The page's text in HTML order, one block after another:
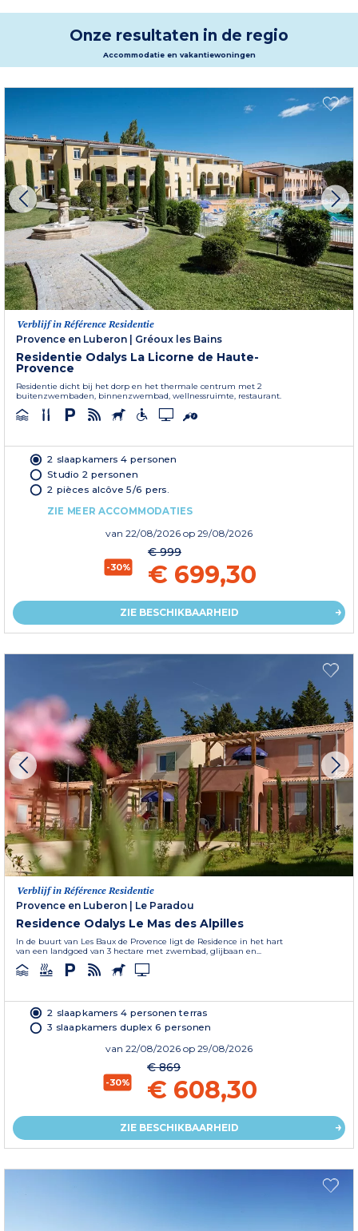
straatjes. Met familie of vrienden, laat u meeslepen door de charmes van de
Provence tijdens uw vakantieverblijf in Saint Etienne les Orgues met de
gegarandeerd uw alledaagse leven.
Meer informatie
Onze resultaten in de regio
Accommodatie en vakantiewoningen
Verblijf in Référence Residentie
Provence en Luberon
Gréoux les Bains
Residentie Odalys La Licorne de Haute-
Provence
Residentie dicht bij het dorp en het thermale centrum met 2
buitenzwembaden, binnenzwembad, wellnessruimte, restaurant.
2 slaapkamers 4 personen
Studio 2 personen
2 pièces alcôve 5/6 pers.
ZIE MEER ACCOMMODATIES
van 22/08/2026 op 29/08/2026
-30%
€ 999
€ 699,30
ZIE BESCHIKBAARHEID
Verblijf in Référence Residentie
Provence en Luberon
Le Paradou
Residence Odalys Le Mas des Alpilles
In de buurt van Les Baux de Provence ligt de Residence in het hart
van een landgoed van 3 hectare met zwembad, glijbaan en...
2 slaapkamers 4 personen terras
3 slaapkamers duplex 6 personen
van 22/08/2026 op 29/08/2026
-30%
€ 869
€ 608,30
ZIE BESCHIKBAARHEID